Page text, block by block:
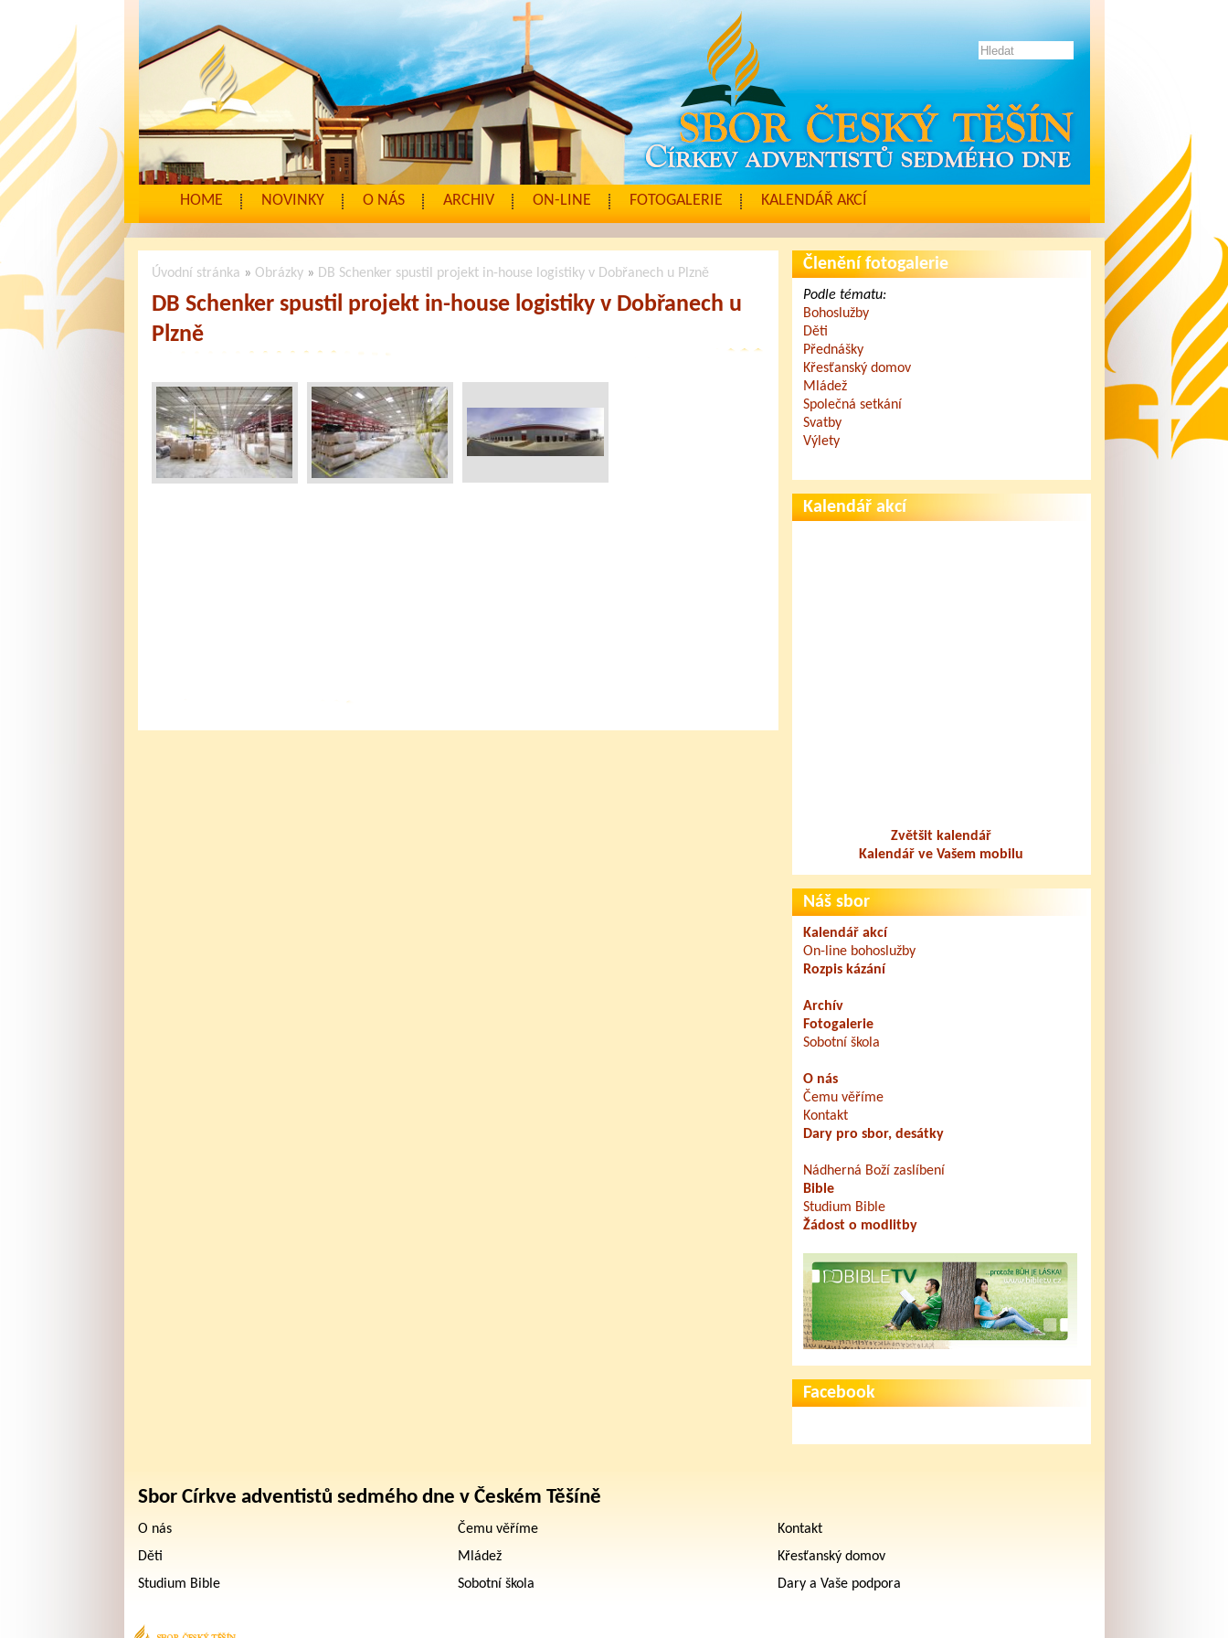
HOME NOVINKY O NÁS ARCHIV ON-LINE FOTOGALERIE KALENDÁŘ AKCÍ
Úvodní stránka » Obrázky» DB Schenker spustil projekt in-house logistiky v Dobřanech u Plzně
DB Schenker spustil projekt in-house logistiky v Dobřanech u
Plzně
Členění fotogalerie
Podle tématu:
Bohoslužby
Děti
Přednášky
Křesťanský domov
Mládež
Společná setkání
Svatby
Výlety
Kalendář akcí
Zvětšit kalendář
Kalendář ve Vašem mobilu
Náš sbor
Kalendář akcí
On-line bohoslužby
Rozpis kázání
Archív
Fotogalerie
Sobotní škola
O nás
Čemu věříme
Kontakt
Dary pro sbor, desátky
Nádherná Boží zaslíbení
Bible
Studium Bible
Žádost o modlitby
Facebook
Sbor Církve adventistů sedmého dne v Českém Těšíně
O nás Čemu věříme
Kontakt
Děti
Mládež
Křesťanský domov
Studium Bible
Sobotní škola Dary a Vaše podpora